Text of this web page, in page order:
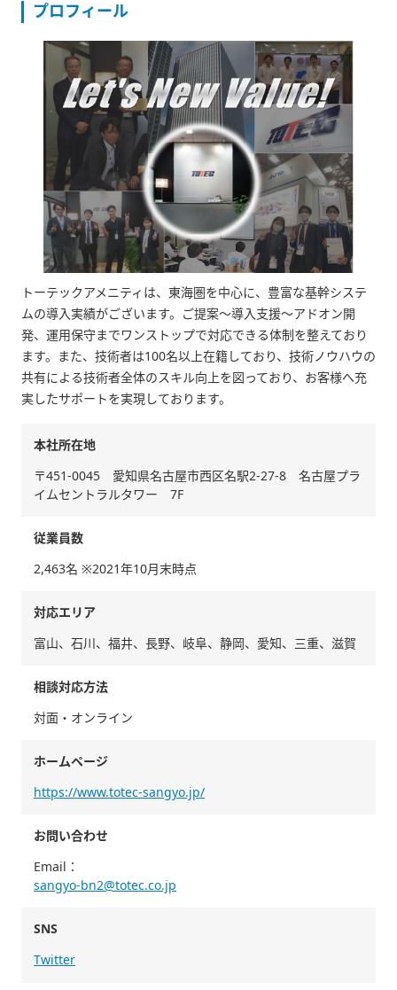
プロフィール
トーテックアメニティは、東海圏を中心に、豊富な基幹システ
ムの導入実績がございます。ご提案～導入支援～アドオン開
発、運用保守までワンストップで対応できる体制を整えており
ます。また、技術者は100名以上在籍しており、技術ノウハウの
共有による技術者全体のスキル向上を図っており、お客様へ充
実したサポートを実現しております。
本社所在地
〒451-0045 愛知県名古屋市西区名駅2-27-8 名古屋プラ
イムセントラルタワー 7F
従業員数
2,463名 ※2021年10月末時点
対応エリア
富山、石川、福井、長野、岐阜、静岡、愛知、三重、滋賀
相談対応方法
対面・オンライン
ホームページ
https://www.totec-sangyo.jp/
お問い合わせ
Email：
sangyo-bn2@totec.co.jp
SNS
Twitter